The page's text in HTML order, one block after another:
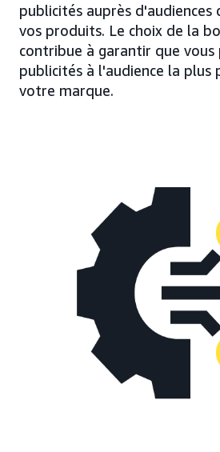
publicités auprès d'audiences
vos produits. Le choix de la
contribue à garantir que vous
publicités à l'audience la
votre marque.